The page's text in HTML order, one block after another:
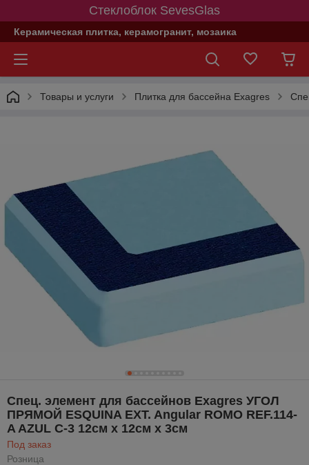
Стеклоблок SevesGlas
Керамическая плитка, керамогранит, мозаика
Товары и услуги Плитка для бассейна Exagres
Спец. элемент для бассейнов Exagres УГОЛ
ПРЯМОЙ ESQUINA EXT. Angular ROMO REF.114-
A AZUL C-3 12см x 12см x 3см
Под заказ
Розница